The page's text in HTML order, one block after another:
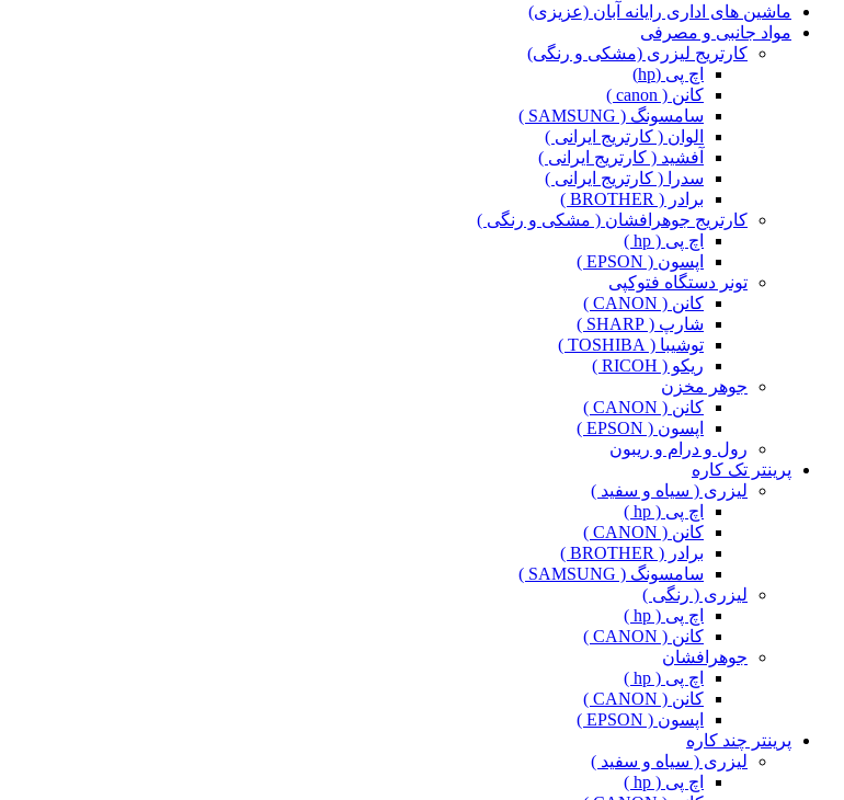
ماشین های اداری رایانه آبان (عزیزی)
مواد جانبی و مصرفی
کارتریج لیزری (مشکی و رنگی)
اچ پی (hp)
کانن ( canon )
سامسونگ ( SAMSUNG )
الوان ( کارتریج ایرانی )
آفشید ( کارتریج ایرانی )
سدرا ( کارتریج ایرانی )
برادر ( BROTHER )
کارتریج جوهرافشان ( مشکی و رنگی )
اچ پی ( hp )
اپسون ( EPSON )
تونر دستگاه فتوکپی
کانن ( CANON )
شارپ ( SHARP )
توشیبا ( TOSHIBA )
ریکو ( RICOH )
جوهر مخزن
کانن ( CANON )
اپسون ( EPSON )
رول و درام و ریبون
پرینتر تک کاره
لیزری ( سیاه و سفید )
اچ پی ( hp )
کانن ( CANON )
برادر ( BROTHER )
سامسونگ ( SAMSUNG )
لیزری ( رنگی )
اچ پی ( hp )
کانن ( CANON )
جوهرافشان
اچ پی ( hp )
کانن ( CANON )
اپسون ( EPSON )
پرینتر چند کاره
لیزری ( سیاه و سفید )
اچ پی ( hp )